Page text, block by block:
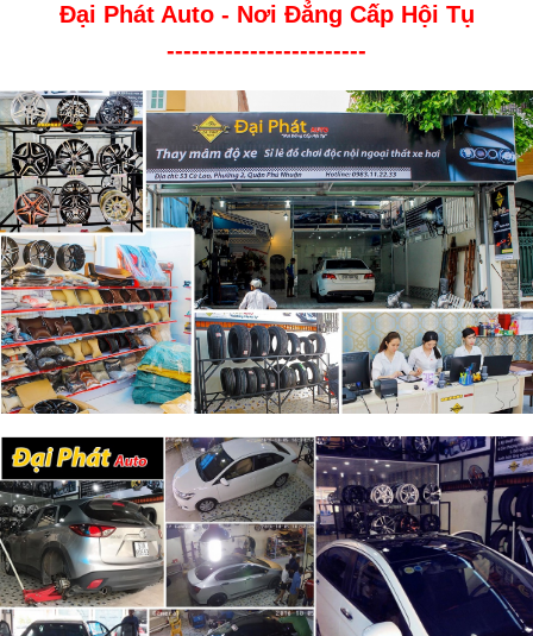
Đại Phát Auto - Nơi Đẳng Cấp Hội Tụ
------------------------